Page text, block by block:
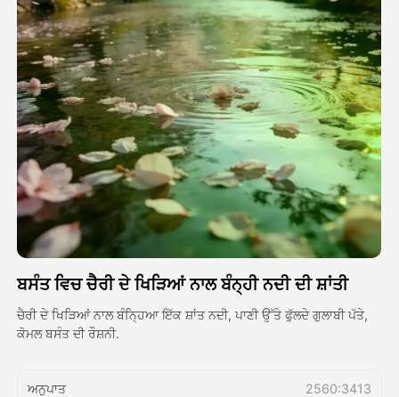
ਅਵਤਾਰ ਵੀਡੀਓ
▼
ਏਆਈ ਵੀਡੀਓ ▼
ਫੋਟੋ ▼
ਹੋਰ ਸਾਧਨ ▼
ਸਾਰੇ ਟੈਂਪਲੇਟ ਵੇਖੋ
ਬਸੰਤ ਵਿਚ ਚੈਰੀ ਦੇ ਖਿੜਿਆਂ ਨਾਲ ਬੰਨ੍ਹੀ ਨਦੀ ਦੀ ਸ਼ਾਂਤੀ
ਚੈਰੀ ਦੇ ਖਿੜਿਆਂ ਨਾਲ ਬੰਨ੍ਹਿਆ ਇੱਕ ਸ਼ਾਂਤ ਨਦੀ, ਪਾਣੀ ਉੱਤੇ ਫੁੱਲਦੇ ਗੁਲਾਬੀ ਪੱਤੇ,
ਕੋਮਲ ਬਸੰਤ ਦੀ ਰੌਸ਼ਨੀ.
ਅਨੁਪਾਤ
2560:3413